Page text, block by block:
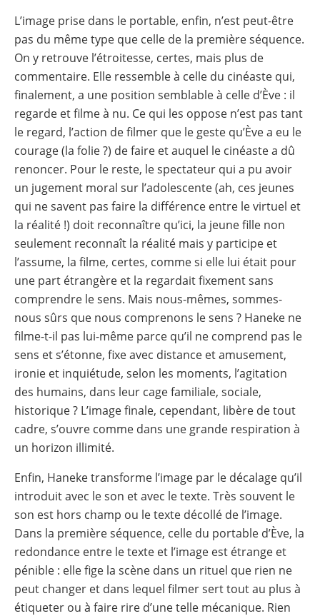
L’image prise dans le portable, enfin, n’est peut-être
pas du même type que celle de la première séquence.
On y retrouve l’étroitesse, certes, mais plus de
commentaire. Elle ressemble à celle du cinéaste qui,
finalement, a une position semblable à celle d’Ève : il
regarde et filme à nu. Ce qui les oppose n’est pas tant
le regard, l’action de filmer que le geste qu’Ève a eu le
courage (la folie ?) de faire et auquel le cinéaste a dû
renoncer. Pour le reste, le spectateur qui a pu avoir
un jugement moral sur l’adolescente (ah, ces jeunes
qui ne savent pas faire la différence entre le virtuel et
la réalité !) doit reconnaître qu’ici, la jeune fille non
seulement reconnaît la réalité mais y participe et
l’assume, la filme, certes, comme si elle lui était pour
une part étrangère et la regardait fixement sans
comprendre le sens. Mais nous-mêmes, sommes-
nous sûrs que nous comprenons le sens ? Haneke ne
filme-t-il pas lui-même parce qu’il ne comprend pas le
sens et s’étonne, fixe avec distance et amusement,
ironie et inquiétude, selon les moments, l’agitation
des humains, dans leur cage familiale, sociale,
historique ? L’image finale, cependant, libère de tout
cadre, s’ouvre comme dans une grande respiration à
un horizon illimité.
Enfin, Haneke transforme l’image par le décalage qu’il
introduit avec le son et avec le texte. Très souvent le
son est hors champ ou le texte décollé de l’image.
Dans la première séquence, celle du portable d’Ève, la
redondance entre le texte et l’image est étrange et
pénible : elle fige la scène dans un rituel que rien ne
peut changer et dans lequel filmer sert tout au plus à
étiqueter ou à faire rire d’une telle mécanique. Rien